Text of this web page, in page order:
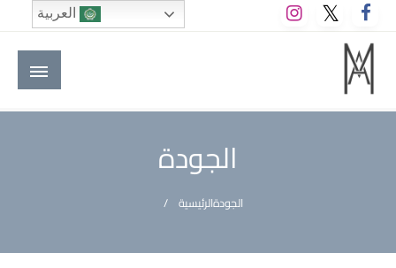
التخطي
إلى
المحتوى
M A hotels | إم ايه هوتيلز
الموقع الأول للعاملين في الفنادق في العالم العربي
الجودة
الرئيسيةالجودة
العربية